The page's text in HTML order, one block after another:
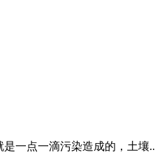
一点一滴污染造成的，土壤